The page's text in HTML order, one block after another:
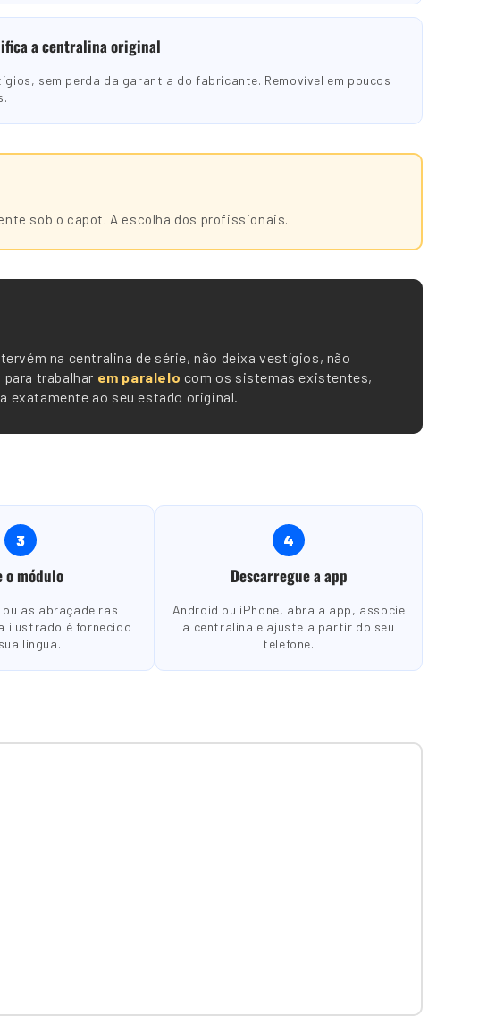
a centralina original
sem perda da garantia do fabricante. Removível em poucos
sob o capot. A escolha dos profissionais.
na centralina de série, não deixa vestígios, não
trabalhar em paralelo com os sistemas existentes,
exatamente ao seu estado original.
3
o módulo
ou as abraçadeiras
ilustrado é fornecido
língua.
4
Descarregue a app
Android ou iPhone, abra a app, associe
a centralina e ajuste a partir do seu
telefone.